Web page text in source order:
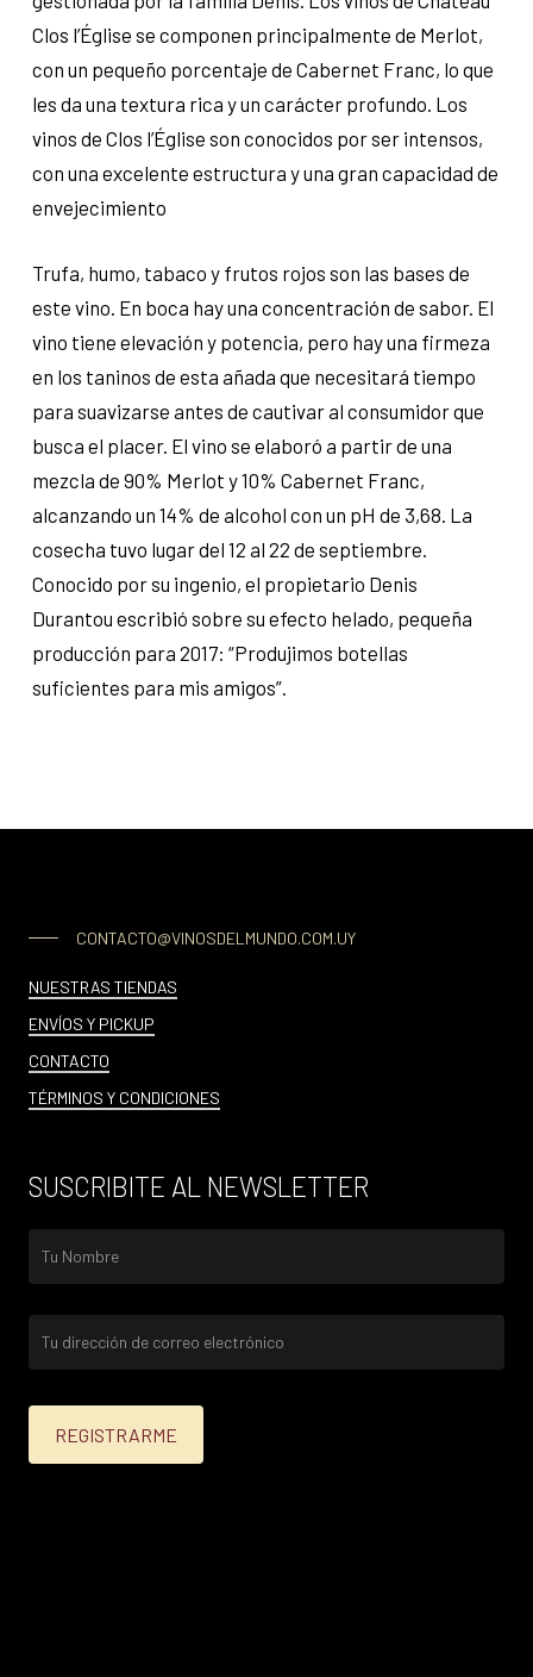
Clos l’Église se componen principalmente de Merlot,
con un pequeño porcentaje de Cabernet Franc, lo que
les da una textura rica y un carácter profundo. Los
vinos de Clos l’Église son conocidos por ser intensos,
con una excelente estructura y una gran capacidad de
envejecimiento
Trufa, humo, tabaco y frutos rojos son las bases de
este vino. En boca hay una concentración de sabor. El
vino tiene elevación y potencia, pero hay una firmeza
en los taninos de esta añada que necesitará tiempo
para suavizarse antes de cautivar al consumidor que
busca el placer. El vino se elaboró ​​a partir de una
mezcla de 90% Merlot y 10% Cabernet Franc,
alcanzando un 14% de alcohol con un pH de 3,68. La
cosecha tuvo lugar del 12 al 22 de septiembre.
Conocido por su ingenio, el propietario Denis
Durantou escribió sobre su efecto helado, pequeña
producción para 2017: “Produjimos botellas
suficientes para mis amigos”.
CONTACTO@VINOSDELMUNDO.COM.UY
NUESTRAS TIENDAS
ENVÍOS Y PICKUP
CONTACTO
TÉRMINOS Y CONDICIONES
SUSCRIBITE AL NEWSLETTER